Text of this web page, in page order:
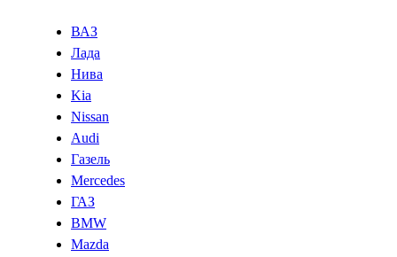
ВАЗ
Лада
Нива
Kia
Nissan
Audi
Газель
Mercedes
ГАЗ
BMW
Mazda